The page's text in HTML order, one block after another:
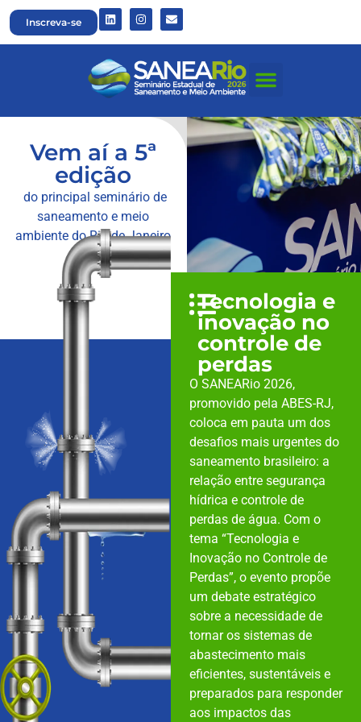
Inscreva-se
Vem aí a 5ª
edição
do principal seminário de
saneamento e meio
ambiente do Rio de Janeiro
Tecnologia e
inovação no
controle de
perdas
O SANEARio 2026,
promovido pela ABES-RJ,
coloca em pauta um dos
desafios mais urgentes do
saneamento brasileiro: a
relação entre segurança
hídrica e controle de
perdas de água. Com o
tema “Tecnologia e
Inovação no Controle de
Perdas”, o evento propõe
um debate estratégico
sobre a necessidade de
tornar os sistemas de
abastecimento mais
eficientes, sustentáveis e
preparados para responder
aos impactos das